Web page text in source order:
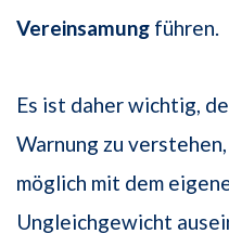
Vereinsamung führen.
Es ist daher wichtig,
Warnung zu
möglich mit dem
Ungleichgewicht